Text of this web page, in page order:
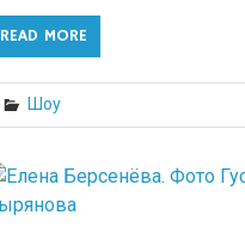
READ MORE
Шоу